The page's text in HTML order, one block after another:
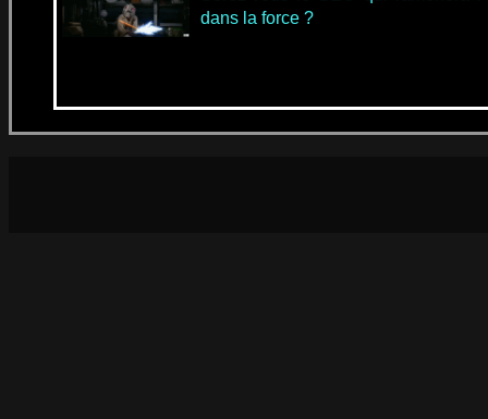
dans la force ?